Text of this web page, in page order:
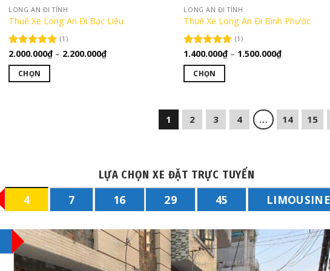
trên
trang
sản
phẩm
trang
phẩm
LONG AN ĐI TỈNH
Thuê Xe Long An Đi Bạc Liêu
Được xếp
hạng5.00
5 sao
(1)
2.000.000₫ – 2.200.000₫Khoảng
CHỌN
Các
chọn
có
thể
được
LONG AN ĐI TỈNH
Thuê Xe Long An Đi Bình Phước
Được xếp
hạng5.00
5 sao
(1)
1.400.000₫ – 1.500.000₫Khoảng
CHỌN
này
có
thể.
Các
chọn
có
thể
được
1 2 3 4 … 14 15
LỰA CHỌN XE ĐẶT TRỰC TUYẾN
4 7 16 29 45 LIMOUSINE